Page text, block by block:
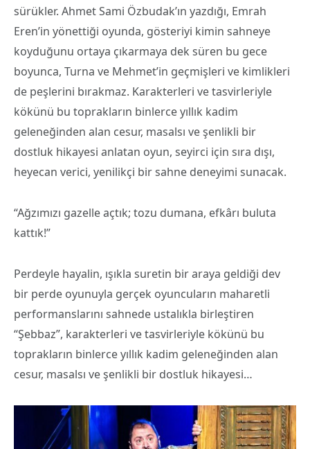
sürükler. Ahmet Sami Özbudak’ın yazdığı, Emrah
Eren’in yönettiği oyunda, gösteriyi kimin sahneye
koyduğunu ortaya çıkarmaya dek süren bu gece
boyunca, Turna ve Mehmet’in geçmişleri ve kimlikleri
de peşlerini bırakmaz. Karakterleri ve tasvirleriyle
kökünü bu toprakların binlerce yıllık kadim
geleneğinden alan cesur, masalsı ve şenlikli bir
dostluk hikayesi anlatan oyun, seyirci için sıra dışı,
heyecan verici, yenilikçi bir sahne deneyimi sunacak.
“Ağzımızı gazelle açtık; tozu dumana, efkârı buluta
kattık!”
Perdeyle hayalin, ışıkla suretin bir araya geldiği dev
bir perde oyunuyla gerçek oyuncuların maharetli
performanslarını sahnede ustalıkla birleştiren
“Şebbaz”, karakterleri ve tasvirleriyle kökünü bu
toprakların binlerce yıllık kadim geleneğinden alan
cesur, masalsı ve şenlikli bir dostluk hikayesi…